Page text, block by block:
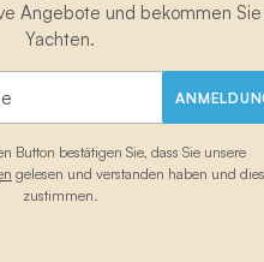
Angebote und bekommen
Yachten.
Button bestätigen Sie, dass Sie unsere
gelesen und verstanden haben und
zustimmen.